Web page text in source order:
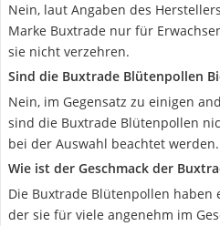
Nein, laut Angaben des
Marke Buxtrade nur für
sie nicht verzehren.
Sind die Buxtrade Blütenpollen
Nein, im Gegensatz zu einigen
sind die Buxtrade Blütenpollen
bei der Auswahl beachtet werden.
Wie ist der Geschmack der
Die Buxtrade Blütenpollen haben
der sie für viele angenehm im